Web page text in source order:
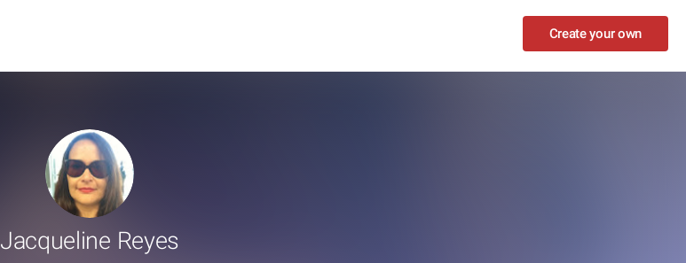
Create your own
Jacqueline Reyes